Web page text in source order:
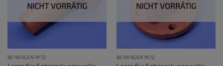
NICHT VORRÄTIG
BEIWAGEN M72
NICHT VORRÄTIG
BEIWAGEN M72